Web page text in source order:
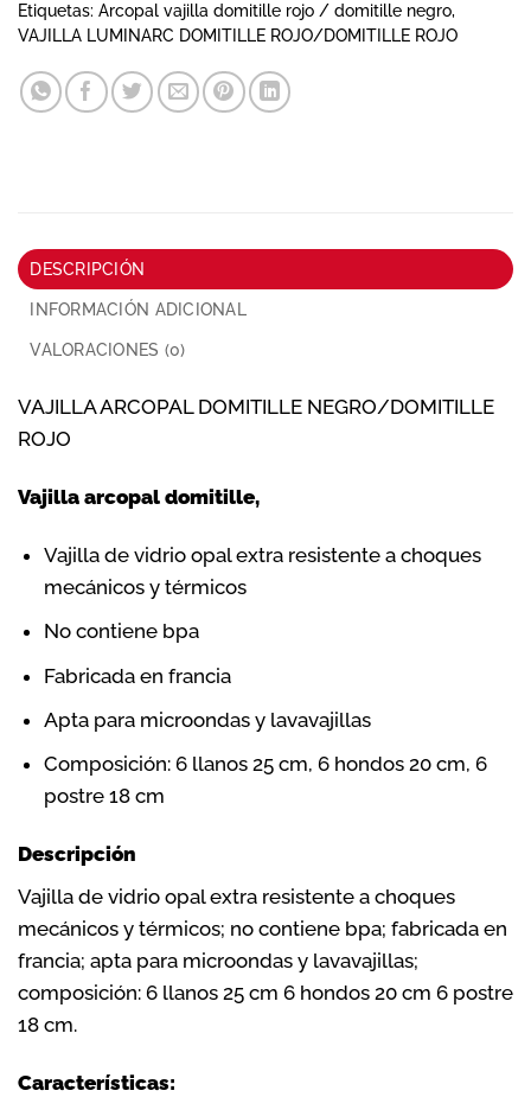
Etiquetas: Arcopal vajilla domitille rojo / domitille negro,
VAJILLA LUMINARC DOMITILLE ROJO/DOMITILLE ROJO
DESCRIPCIÓN
INFORMACIÓN ADICIONAL
VALORACIONES (0)
VAJILLA ARCOPAL DOMITILLE NEGRO/DOMITILLE
ROJO
Vajilla arcopal domitille,
Vajilla de vidrio opal extra resistente a choques
mecánicos y térmicos
No contiene bpa
Fabricada en francia
Apta para microondas y lavavajillas
Composición: 6 llanos 25 cm, 6 hondos 20 cm, 6
postre 18 cm
Descripción
Vajilla de vidrio opal extra resistente a choques
mecánicos y térmicos; no contiene bpa; fabricada en
francia; apta para microondas y lavavajillas;
composición: 6 llanos 25 cm 6 hondos 20 cm 6 postre
18 cm.
Características: